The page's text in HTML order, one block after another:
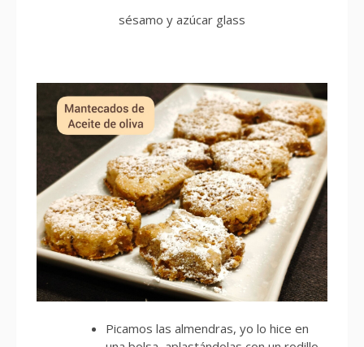
sésamo y azúcar glass
Picamos las almendras, yo lo hice en